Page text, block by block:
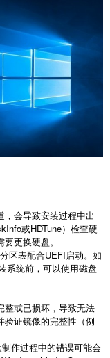
会导致安装过程中出
或HDTune）检查硬
更换硬盘。
分区表配合UEFI启动。如
系统前，可以使用磁盘
整或已损坏，导致无法
验证镜像的完整性（例
作过程中的错误可能会